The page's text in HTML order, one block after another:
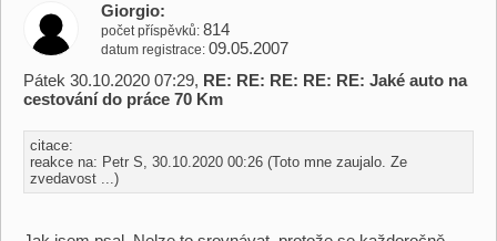
Giorgio
počet příspěvků 814
datum registrace 09.05.2007
Pátek 30.10.2020 07:29, RE: RE: RE: RE: RE: Jaké auto na
cestování do práce 70 Km
citace:
reakce na: Petr S, 30.10.2020 00:26 (Toto mne zaujalo. Ze
zvedavost ...)